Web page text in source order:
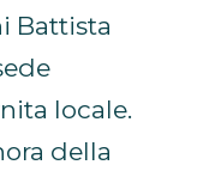
Battista
locale.
della